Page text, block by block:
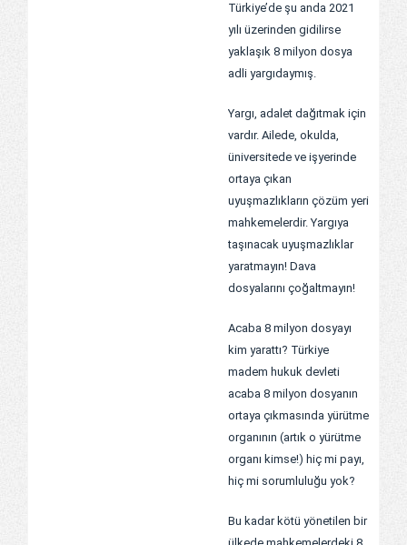
Türkiye’de şu anda 2021
yılı üzerinden gidilirse
yaklaşık 8 milyon dosya
adli yargıdaymış.
Yargı, adalet dağıtmak için
vardır. Ailede, okulda,
üniversitede ve işyerinde
ortaya çıkan
uyuşmazlıkların çözüm yeri
mahkemelerdir. Yargıya
taşınacak uyuşmazlıklar
yaratmayın! Dava
dosyalarını çoğaltmayın!
Acaba 8 milyon dosyayı
kim yarattı? Türkiye
madem hukuk devleti
acaba 8 milyon dosyanın
ortaya çıkmasında yürütme
organının (artık o yürütme
organı kimse!) hiç mi payı,
hiç mi sorumluluğu yok?
Bu kadar kötü yönetilen bir